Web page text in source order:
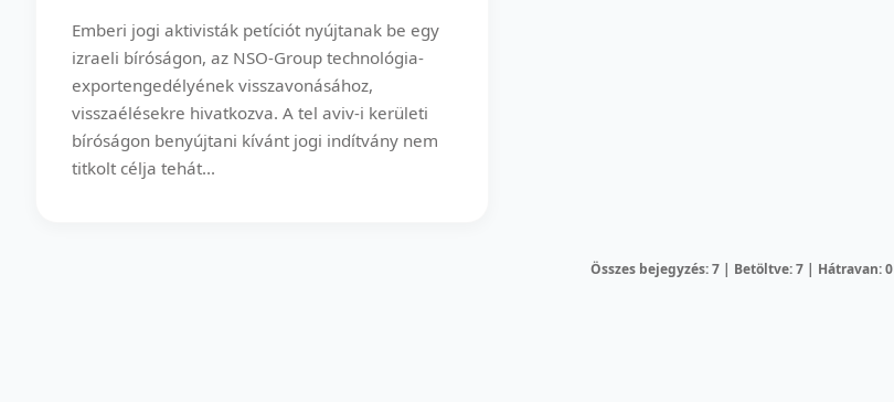
Emberi jogi aktivisták petíciót nyújtanak be egy
izraeli bíróságon, az NSO-Group technológia-
exportengedélyének visszavonásához,
visszaélésekre hivatkozva. A tel aviv-i kerületi
bíróságon benyújtani kívánt jogi indítvány nem
titkolt célja tehát...
Összes bejegyzés: 7 | Betöltve: 7 | Hátravan: 0